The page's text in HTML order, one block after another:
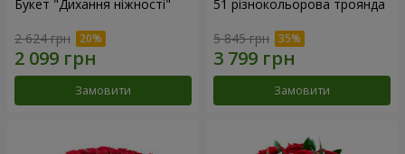
Букет "Дихання ніжності"
2 624 грн
Замовити
51 різнокольорова троянда
5 845 грн
Замовити